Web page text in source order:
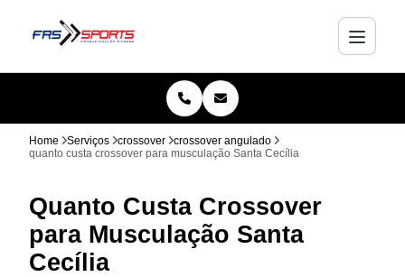
Home Serviços crossover
crossover angulado
quanto custa crossover para musculação Santa Cecília
Quanto Custa Crossover
para Musculação Santa
Cecília